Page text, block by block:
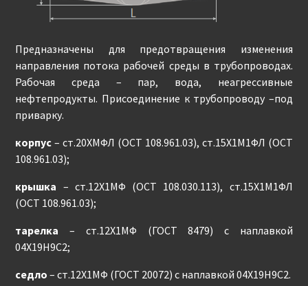
Предназначены для предотвращения изменения
направления потока рабочей среды в трубопроводах.
Рабочая среда – пар, вода, неагрессивные
нефтепродукты. Присоединение к трубопроводу –под
приварку.
корпус – ст.20ХМФЛ (ОСТ 108.961.03), ст.15Х1М1ФЛ (ОСТ
108.961.03);
крышка – ст.12Х1МФ (ОСТ 108.030.113), ст.15Х1М1ФЛ
(ОСТ 108.961.03);
тарелка – ст.12Х1МФ (ГОСТ 8479) с наплавкой
04Х19Н9С2;
седло – ст.12Х1МФ (ГОСТ 20072) с наплавкой 04Х19Н9С2.